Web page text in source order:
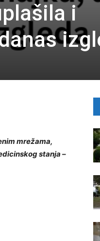
i
mrežama,
stanja –